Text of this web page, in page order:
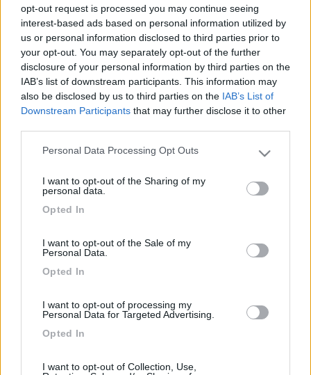
opt-out request is processed you may continue seeing
interest-based ads based on personal information utilized by
us or personal information disclosed to third parties prior to
your opt-out. You may separately opt-out of the further
disclosure of your personal information by third parties on the
IAB’s list of downstream participants. This information may
also be disclosed by us to third parties on the IAB’s List of
Downstream Participants that may further disclose it to other
Please note that this website/app uses one or more Google
not limited to your visit or usage behaviour. You may click to
use your data for below specified purposes in below Google
Personal Data Processing Opt Outs
I want to opt-out of the Sharing of my
personal data.
Opted In
I want to opt-out of the Sale of my
Personal Data.
Opted In
I want to opt-out of processing my
Personal Data for Targeted Advertising.
Opted In
I want to opt-out of Collection, Use,
bruminu
Inserito il07/03/2006 alle:08:32:01
ciao maanibal, scusa se sono qui ancora a rompere...ma sto
montando il pannello e ho due domande da porTi: 1)a causa di
mancanza di "spazi" la lunghezza del cavo dal pannello
all'interno cellula è di circa 4 metri (preciso che sto utilizzando
regolatore è meglio metterlo il più vicino possibile alla batteria o
meglio in un gavone con più spazio e quindi più areato? grazie
ancora del tuo prezioso aiuto e buon lavoro bruno
Argomenti recenti
Normandia: strada, varie ed eventuali
Buongiorno d-daysti Alla fine abbiamo optato per questa meta. Un pò di
mimmo69